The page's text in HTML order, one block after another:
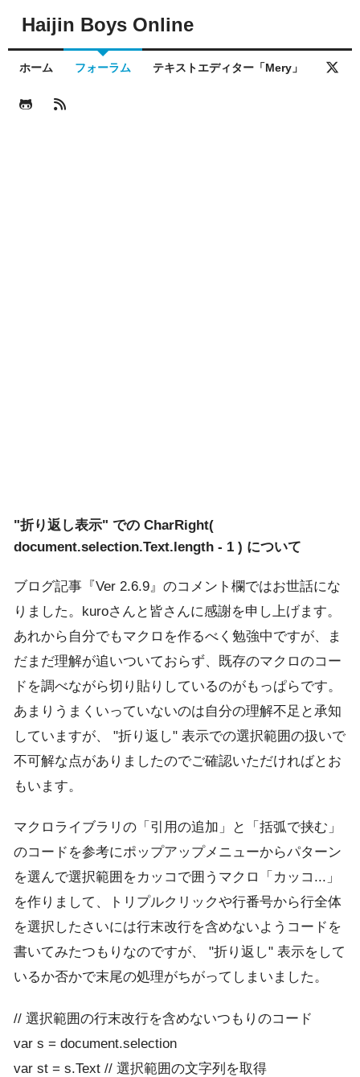
Haijin Boys Online
ホーム フォーラム テキストエディター「Mery」
"折り返し表示" での CharRight(
document.selection.Text.length - 1 ) について
ブログ記事『Ver 2.6.9』のコメント欄ではお世話にな
りました。kuroさんと皆さんに感謝を申し上げます。
あれから自分でもマクロを作るべく勉強中ですが、ま
だまだ理解が追いついておらず、既存のマクロのコー
ドを調べながら切り貼りしているのがもっぱらです。
あまりうまくいっていないのは自分の理解不足と承知
していますが、 "折り返し" 表示での選択範囲の扱いで
不可解な点がありましたのでご確認いただければとお
もいます。
マクロライブラリの「引用の追加」と「括弧で挟む」
のコードを参考にポップアップメニューからパターン
を選んで選択範囲をカッコで囲うマクロ「カッコ...」
を作りまして、トリプルクリックや行番号から行全体
を選択したさいには行末改行を含めないようコードを
書いてみたつもりなのですが、 "折り返し" 表示をして
いるか否かで末尾の処理がちがってしまいました。
// 選択範囲の行末改行を含めないつもりのコード
var s = document.selection
var st = s.Text // 選択範囲の文字列を取得